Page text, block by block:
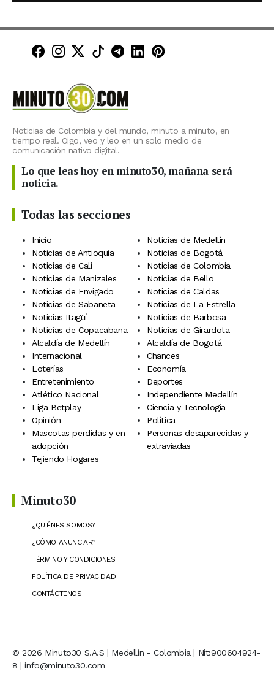
Minuto30 en Facebook
Minuto30 en Instagram
Minuto30 en X (Twitter)
Minuto30 en TikTok
Canal de Minuto30 en
Minuto30 en LinkedIn
Minuto30 en
Noticias de Colombia y del mundo, minuto a minuto, en
tiempo real. Oigo, veo y leo en un solo medio de
comunicación nativo digital.
Lo que leas hoy en minuto30, mañana será
noticia.
Todas las secciones
Inicio
Noticias de Medellín
Noticias de Antioquia
Noticias de Bogotá
Noticias de Cali
Noticias de Colombia
Noticias de Manizales
Noticias de Bello
Noticias de Envigado
Noticias de Caldas
Noticias de Sabaneta
Noticias de La Estrella
Noticias Itagüí
Noticias de Barbosa
Noticias de Copacabana
Noticias de Girardota
Alcaldía de Medellín
Alcaldía de Bogotá
Internacional
Chances
Loterías
Economía
Entretenimiento
Deportes
Atlético Nacional
Independiente Medellín
Liga Betplay
Ciencia y Tecnología
Opinión
Política
Mascotas perdidas y en
adopción
Personas desaparecidas y
extraviadas
Tejiendo Hogares
Minuto30
¿QUIÉNES SOMOS?
¿CÓMO ANUNCIAR?
TÉRMINO Y CONDICIONES
POLÍTICA DE PRIVACIDAD
CONTÁCTENOS
© 2026 Minuto30 S.A.S | Medellín - Colombia | Nit:900604924-
8 | info@minuto30.com